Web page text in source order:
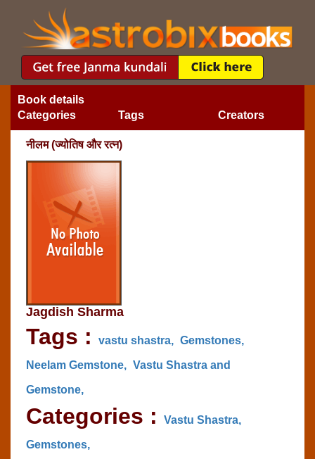
Book details
Categories
Tags Creators
नीलम (ज्‍योतिष और रत्‍न)
Jagdish Sharma
Tags : vastu shastra, Gemstones,
Neelam Gemstone, Vastu Shastra and
Gemstone,
Categories : Vastu Shastra,
Gemstones,